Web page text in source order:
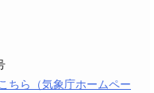
ちら（気象庁ホームペー